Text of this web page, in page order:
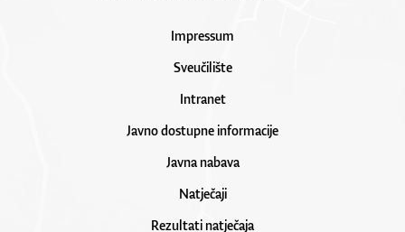
Impressum
Sveučilište
Intranet
Javno dostupne informacije
Javna nabava
Natječaji
Rezultati natječaja